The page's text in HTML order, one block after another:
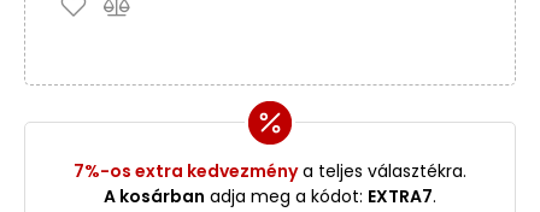
7%-os extra kedvezménya teljes választékra.
A kosárban adja meg a kódot: EXTRA7.